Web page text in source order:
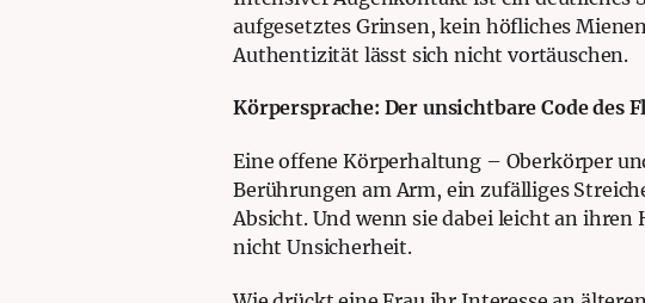
aufgesetztes Grinsen, kein höfliches
Authentizität lässt sich nicht vortäuschen.
Körpersprache: Der unsichtbare Code des
Eine offene Körperhaltung – Oberkörper
Berührungen am Arm, ein zufälliges
Absicht. Und wenn sie dabei leicht an
nicht Unsicherheit.